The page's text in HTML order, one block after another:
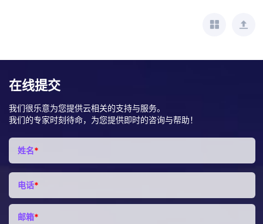
在线提交
我们很乐意为您提供云相关的支持与服务。
我们的专家时刻待命，为您提供即时的咨询与帮助！
姓名*
电话*
邮箱*